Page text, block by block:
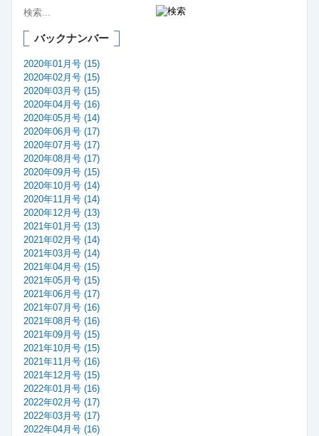
バックナンバー
2020年01月号 (15)
2020年02月号 (15)
2020年03月号 (15)
2020年04月号 (16)
2020年05月号 (14)
2020年06月号 (17)
2020年07月号 (17)
2020年08月号 (17)
2020年09月号 (15)
2020年10月号 (14)
2020年11月号 (14)
2020年12月号 (13)
2021年01月号 (13)
2021年02月号 (14)
2021年03月号 (14)
2021年04月号 (15)
2021年05月号 (15)
2021年06月号 (17)
2021年07月号 (16)
2021年08月号 (16)
2021年09月号 (15)
2021年10月号 (15)
2021年11月号 (16)
2021年12月号 (15)
2022年01月号 (16)
2022年02月号 (17)
2022年03月号 (17)
2022年04月号 (16)